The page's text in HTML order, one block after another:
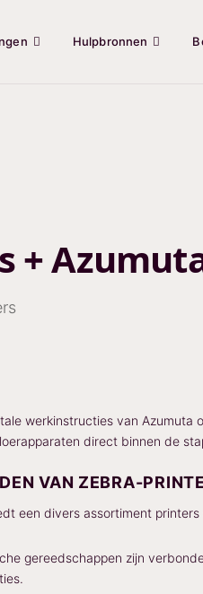
Hulpbronnen
+
werkinstructies van
direct binnen de
VAN ZEBRA-
een divers assortiment
gereedschappen zijn